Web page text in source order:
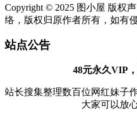
Copyright © 2025 图小屋 版权
络，版权归原作者所有，如有
站点公告
48元永久VIP
站长搜集整理数百位网红妹子
大家可以放